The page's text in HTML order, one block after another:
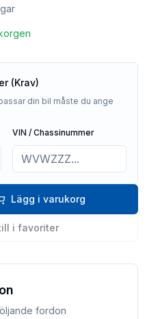
(Krav)
din bil måste du ange
VIN / Chassinummer
Lägg i varukorg
i favoriter
fordon